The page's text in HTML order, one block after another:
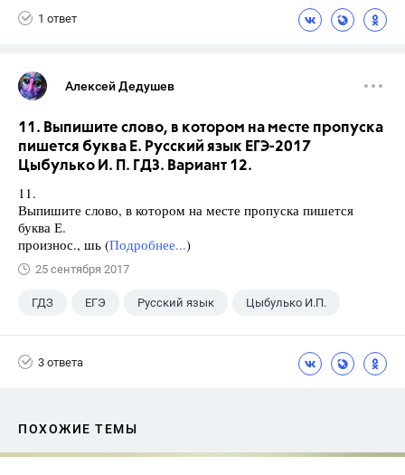
1 ответ
Алексей Дедушев
11. Выпишите слово, в котором на месте пропуска
пишется буква Е. Русский язык ЕГЭ-2017
Цыбулько И. П. ГДЗ. Вариант 12.
11.
Выпишите слово, в котором на месте пропуска пишется
буква Е.
произнос., шь (Подробнее...)
25 сентября 2017
ГДЗ ЕГЭ Русский язык Цыбулько И.П.
3 ответа
ПОХОЖИЕ ТЕМЫ